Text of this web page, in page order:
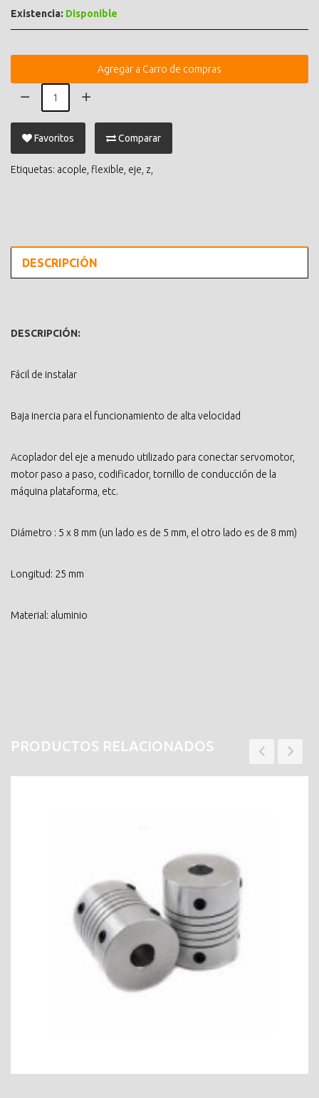
Existencia: Disponible
Agregar a Carro de compras
Favoritos Comparar
Etiquetas: acople flexible eje z
DESCRIPCIÓN
DESCRIPCIÓN:
Fácil de instalar
Baja inercia para el funcionamiento de alta velocidad
Acoplador del eje a menudo utilizado para conectar servomotor,
motor paso a paso, codificador, tornillo de conducción de la
máquina plataforma, etc.
Diámetro : 5 x 8 mm (un lado es de 5 mm, el otro lado es de 8 mm)
Longitud: 25 mm
Material: aluminio
PRODUCTOS RELACIONADOS